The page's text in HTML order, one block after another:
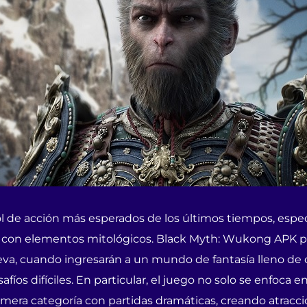
de acción más esperados de los últimos tiempos,
elementos mitológicos. Black Myth: Wukong APK
cuando ingresarán a un mundo de fantasía lleno de
difíciles. En particular, el juego no solo se enfoca
categoría con partidas dramáticas, creando